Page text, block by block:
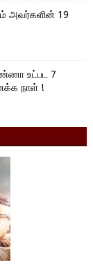
அவர்களின் 19
உட்பட 7
நாள் !